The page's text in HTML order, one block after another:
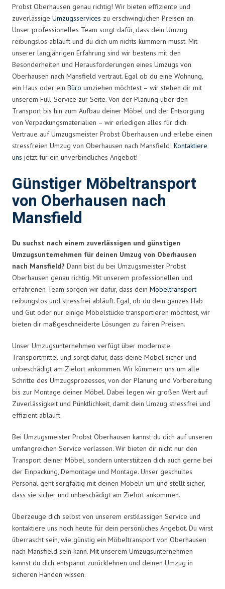
Probst Oberhausen genau richtig! Wir bieten effiziente und
zuverlässige Umzugsservices zu erschwinglichen Preisen an.
Unser professionelles Team sorgt dafür, dass dein Umzug
reibungslos abläuft und du dich um nichts kümmern musst. Mit
unserer langjährigen Erfahrung sind wir bestens mit den
Besonderheiten und Herausforderungen eines Umzugs von
Oberhausen nach Mansfield vertraut. Egal ob du eine Wohnung,
ein Haus oder ein Büro umziehen möchtest – wir stehen dir mit
unserem Full-Service zur Seite. Von der Planung über den
Transport bis hin zum Aufbau deiner Möbel und der Entsorgung
von Verpackungsmaterialien – wir erledigen alles für dich.
Vertraue auf Umzugsmeister Probst Oberhausen und erlebe einen
stressfreien Umzug von Oberhausen nach Mansfield! Kontaktiere
uns jetzt für ein unverbindliches Angebot!
Günstiger Möbeltransport
von Oberhausen nach
Mansfield
Du suchst nach einem zuverlässigen und günstigen
Umzugsunternehmen für deinen Umzug von Oberhausen
nach Mansfield? Dann bist du bei Umzugsmeister Probst
Oberhausen genau richtig. Mit unserem professionellen und
erfahrenen Team sorgen wir dafür, dass dein Möbeltransport
reibungslos und stressfrei abläuft. Egal, ob du dein ganzes Hab
und Gut oder nur einige Möbelstücke transportieren möchtest, wir
bieten dir maßgeschneiderte Lösungen zu fairen Preisen.
Unser Umzugsunternehmen verfügt über modernste
Transportmittel und sorgt dafür, dass deine Möbel sicher und
unbeschädigt am Zielort ankommen. Wir kümmern uns um alle
Schritte des Umzugsprozesses, von der Planung und Vorbereitung
bis zur Montage deiner Möbel. Dabei legen wir großen Wert auf
Zuverlässigkeit und Pünktlichkeit, damit dein Umzug stressfrei und
effizient abläuft.
Bei Umzugsmeister Probst Oberhausen kannst du dich auf unseren
umfangreichen Service verlassen. Wir bieten dir nicht nur den
Transport deiner Möbel, sondern unterstützen dich auch gerne bei
der Einpackung, Demontage und Montage. Unser geschultes
Personal geht sorgfältig mit deinen Möbeln um und stellt sicher,
dass sie sicher und unbeschädigt am Zielort ankommen.
Überzeuge dich selbst von unserem erstklassigen Service und
kontaktiere uns noch heute für dein persönliches Angebot. Du wirst
überrascht sein, wie günstig ein Möbeltransport von Oberhausen
nach Mansfield sein kann. Mit unserem Umzugsunternehmen
kannst du dich entspannt zurücklehnen und deinen Umzug in
sicheren Händen wissen.